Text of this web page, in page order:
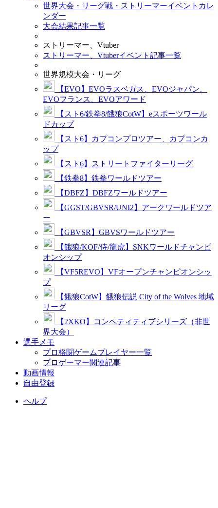
世界大会・リーグ戦・ストリーマーイベントカレ
ンダー
大会結果記事一覧
ストリーマー、Vtuber
ストリーマー、Vtuberイベント記事一覧
世界規模大会・リーグ
【EVO】EVOラスベガス、EVOジャパン、
EVOフランス、EVOアワード
【スト6/鉄拳8/餓狼CotW】eスポーツワール
ドカップ
【スト6】カプコンプロツアー、カプコンカ
ップ
【スト6】ストリートファイターリーグ
【鉄拳8】鉄拳ワールドツアー
【DBFZ】DBFZワールドツアー
【GGST/GBVSR/UNI2】アークワールドツア
ー
【GBVSR】GBVSワールドツアー
【餓狼/KOF/侍/龍虎】SNKワールドチャンピ
オンシップ
【VF5REVO】VFオープンチャンピオンシッ
プ
【餓狼CotW】餓狼伝説 City of the Wolves 地域
リーグ
【2XKO】コンペティティブシリーズ（非世
界大会）
選手メモ
プロ格闘ゲームプレイヤー一覧
プロゲーマー関連記事
動画情報
自由登録
ヘルプ